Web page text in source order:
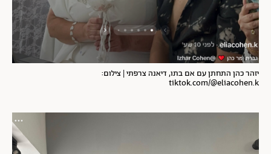
יזהר כהן התחתן עם אם בתו, דיאנה צרפתי | צילום:
tiktok.com/@eliacohen.k